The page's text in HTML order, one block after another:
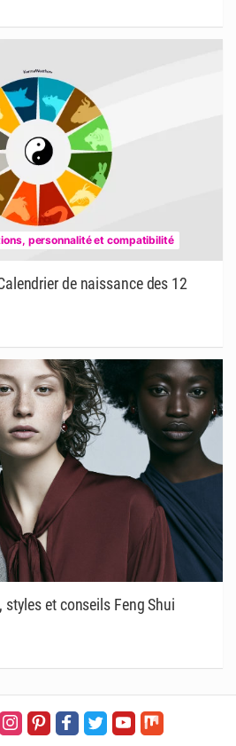
personnalité et compatibilité
de naissance des 12
et conseils Feng Shui